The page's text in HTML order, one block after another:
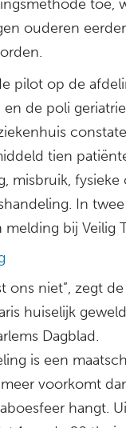
toe,
ouderen
pilot op de
de poli
tien
misbruik, fysieke
In
bij Veilig
ons niet”, zegt de
huiselijk
Dagblad.
is een
voorkomt
hangt.